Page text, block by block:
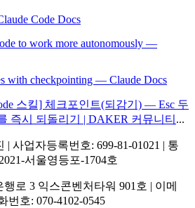
Code Docs
to work more autonomously —
with checkpointing — Claude Docs
스킬] 체크포인트(되감기) — Esc 두
즉시 되돌리기 | DAKER 커뮤니티 ...
| 사업자등록번호: 699-81-01021 | 통
서울영등포-1704호
로 3 익스콘벤처타워 901호 | 이메
번호: 070-4102-0545